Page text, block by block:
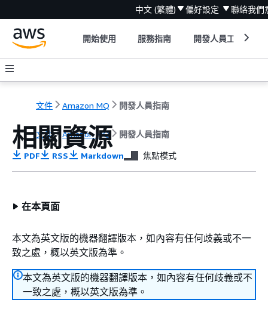
中文 (繁體) 偏好設定 聯絡我們
開始使用 服務指南 開發人員工具
文件 Amazon MQ 開發人員指南
文件 Amazon MQ 開發人員指南
相關資源
PDF RSS Markdown 焦點模式
在本頁面
本文為英文版的機器翻譯版本，如內容有任何歧義或不一
致之處，概以英文版為準。
本文為英文版的機器翻譯版本，如內容有任何歧義或不
一致之處，概以英文版為準。